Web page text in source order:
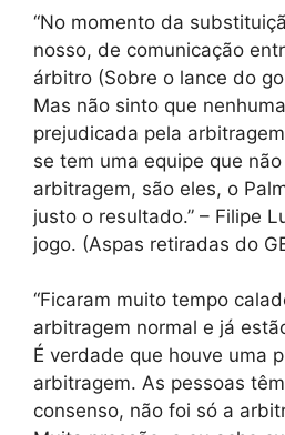
“No momento da
nosso, de comunicação
árbitro (Sobre o lance do
Mas não sinto que
prejudicada pela
se tem uma equipe que
arbitragem, são eles, o
justo o resultado.” – Filipe
jogo. (Aspas retiradas do
“Ficaram muito tempo
arbitragem normal e já
É verdade que houve uma
arbitragem. As pessoas
consenso, não foi só a